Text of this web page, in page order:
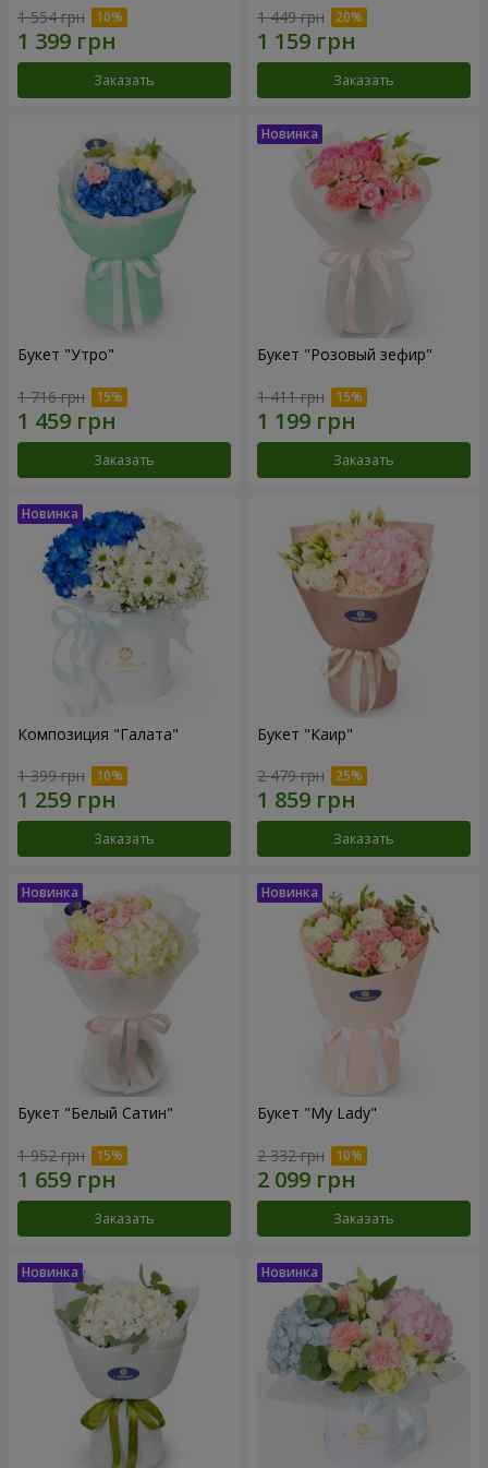
1 554 грн
Заказать
1 449 грн
Заказать
Букет "Утро"
1 716 грн
Заказать
Букет "Розовый зефир"
1 411 грн
Заказать
Композиция "Галата"
1 399 грн
Заказать
Букет "Каир"
2 479 грн
Заказать
Букет "Белый Сатин"
1 952 грн
Заказать
Букет "My Lady"
2 332 грн
Заказать